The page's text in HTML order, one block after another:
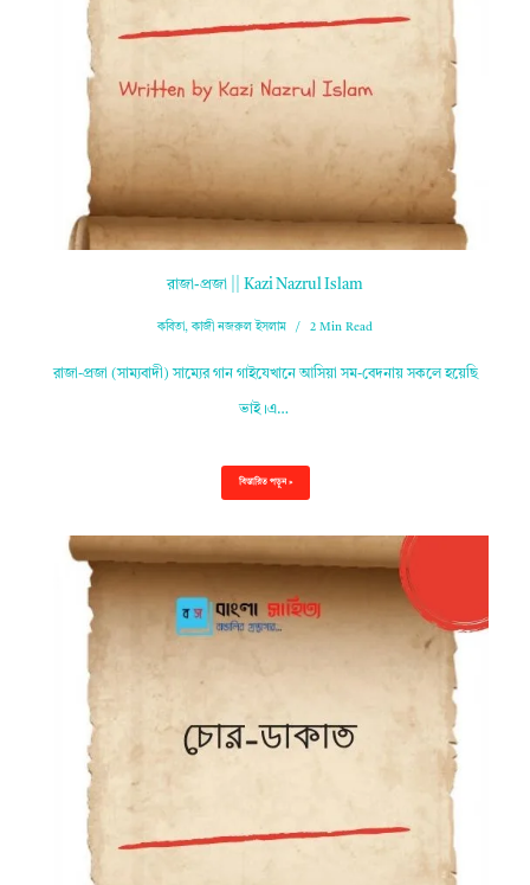
রাজা-প্রজা || Kazi Nazrul Islam
কবিতা,কাজী নজরুল ইসলাম 2 Min Read
রাজা-প্রজা (সাম্যবাদী) সাম্যের গান গাইযেখানে আসিয়া সম-বেদনায় সকলে হয়েছি
ভাই।এ…
বিস্তারিত পড়ুন »